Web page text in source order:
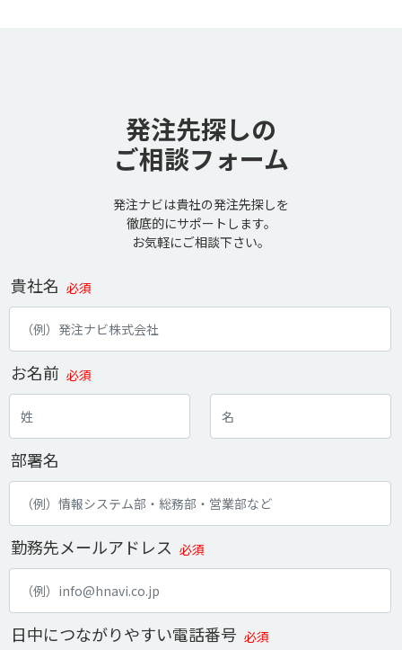
発注先探しの
ご相談フォーム
発注ナビは貴社の発注先探しを
徹底的にサポートします。
お気軽にご相談下さい。
貴社名 必須
お名前 必須
部署名
勤務先メールアドレス 必須
日中につながりやすい電話番号 必須